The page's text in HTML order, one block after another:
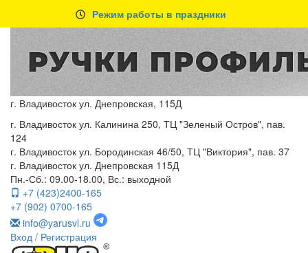
Режим работы в праздники
г. Владивосток ул. Днепровская, 115Д
г. Владивосток ул. Калинина 250, ТЦ "Зеленый Остров", пав.
124
г. Владивосток ул. Бородинская 46/50, ТЦ "Виктория", пав. 37
г. Владивосток ул. Днепровская 115Д
Пн.-Сб.: 09.00-18.00, Вс.: выходной
+7 (423)2400-165
+7 (902) 0700-165
info@yarusvl.ru
Вход / Регистрация